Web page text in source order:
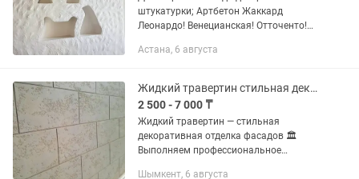
штукатурки; Артбетон Жаккард
Леонардо! Венецианская! Отточенто!
Мазанка! Травертин! Покраска разных
Астана, 6 августа
Жидкий травертин стильная декоративная отделка фасадов
2 500 - 7 000 ₸
Жидкий травертин — стильная
декоративная отделка фасадов 🏛
Выполняем профессиональное
Шымкент, 6 августа